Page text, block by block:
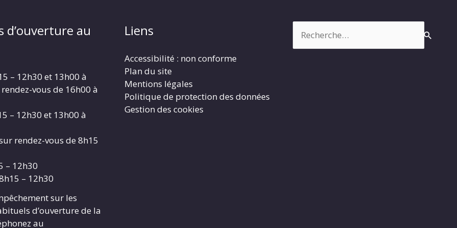
d’ouverture au
– 12h30 et 13h00 à
vous de 16h00 à
– 12h30 et 13h00 à
rendez-vous de 8h15
– 12h30
– 12h30
sur les
d’ouverture de la
au
Liens
Accessibilité : non conforme
Plan du site
Mentions légales
Politique de protection des données
Gestion des cookies